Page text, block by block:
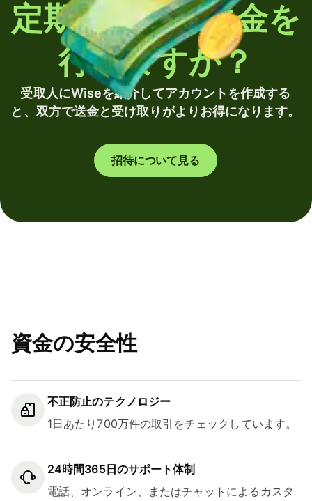
定期的に海外送金を
行いますか？
受取人にWiseを紹介してアカウントを作成する
と、双方で送金と受け取りがよりお得になります。
招待について見る
資金の安全性
不正防止のテクノロジー
1日あたり700万件の取引をチェックしています。
24時間365日のサポート体制
電話、オンライン、またはチャットによるカスタ